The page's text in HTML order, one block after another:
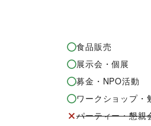
食品販売
展示会・個展
募金・NPO活動
ワークショップ・
パーティー・懇親